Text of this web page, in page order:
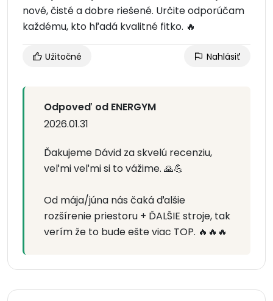
nové, čisté a dobre riešené. Určite odporúčam
každému, kto hľadá kvalitné fitko. 🔥
Užitočné Nahlásiť
Odpoveď od ENERGYM
2026.01.31
Ďakujeme Dávid za skvelú recenziu,
veľmi veľmi si to vážime. 🙏💪
Od mája/júna nás čaká ďalšie
rozšírenie priestoru + ĎALŠIE stroje, tak
verím že to bude ešte viac TOP. 🔥🔥🔥